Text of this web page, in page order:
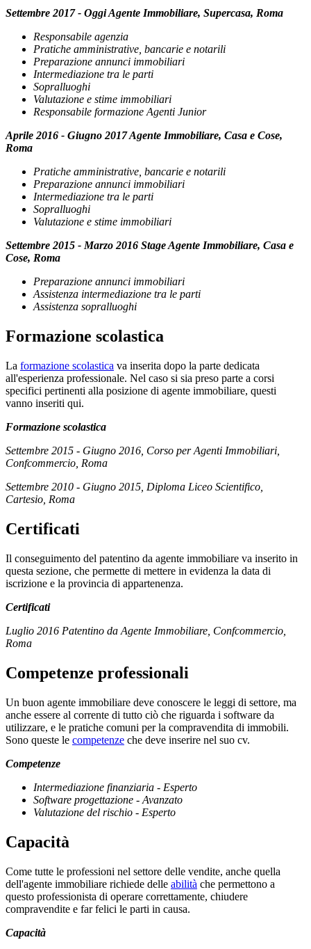
Settembre 2017 - Oggi Agente Immobiliare, Supercasa, Roma
Responsabile agenzia
Pratiche amministrative, bancarie e notarili
Preparazione annunci immobiliari
Intermediazione tra le parti
Sopralluoghi
Valutazione e stime immobiliari
Responsabile formazione Agenti Junior
Aprile 2016 - Giugno 2017 Agente Immobiliare, Casa e Cose,
Roma
Pratiche amministrative, bancarie e notarili
Preparazione annunci immobiliari
Intermediazione tra le parti
Sopralluoghi
Valutazione e stime immobiliari
Settembre 2015 - Marzo 2016 Stage Agente Immobiliare, Casa e
Cose, Roma
Preparazione annunci immobiliari
Assistenza intermediazione tra le parti
Assistenza sopralluoghi
Formazione scolastica
La formazione scolastica va inserita dopo la parte dedicata
all'esperienza professionale. Nel caso si sia preso parte a corsi
specifici pertinenti alla posizione di agente immobiliare, questi
vanno inseriti qui.
Formazione scolastica
Settembre 2015 - Giugno 2016, Corso per Agenti Immobiliari,
Confcommercio, Roma
Settembre 2010 - Giugno 2015, Diploma Liceo Scientifico,
Cartesio, Roma
Certificati
Il conseguimento del patentino da agente immobiliare va inserito in
questa sezione, che permette di mettere in evidenza la data di
iscrizione e la provincia di appartenenza.
Certificati
Luglio 2016 Patentino da Agente Immobiliare, Confcommercio,
Roma
Competenze professionali
Un buon agente immobiliare deve conoscere le leggi di settore, ma
anche essere al corrente di tutto ciò che riguarda i software da
utilizzare, e le pratiche comuni per la compravendita di immobili.
Sono queste le competenze che deve inserire nel suo cv.
Competenze
Intermediazione finanziaria - Esperto
Software progettazione - Avanzato
Valutazione del rischio - Esperto
Capacità
Come tutte le professioni nel settore delle vendite, anche quella
dell'agente immobiliare richiede delle abilità che permettono a
questo professionista di operare correttamente, chiudere
compravendite e far felici le parti in causa.
Capacità